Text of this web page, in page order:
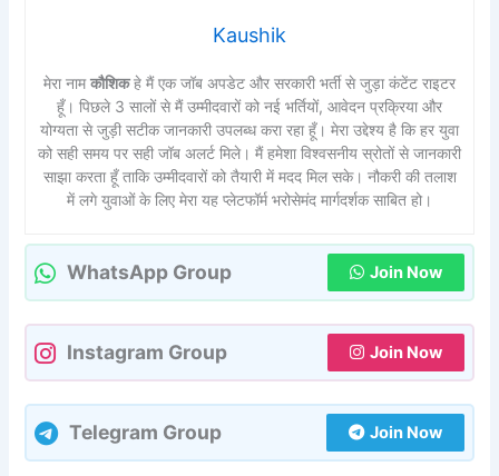
Kaushik
मेरा नामकौशिकहे मैं एक जॉब अपडेट और सरकारी भर्ती से जुड़ा कंटेंट राइटर
हूँ। पिछले 3 सालों से मैं उम्मीदवारों को नई भर्तियों, आवेदन प्रक्रिया और
योग्यता से जुड़ी सटीक जानकारी उपलब्ध करा रहा हूँ। मेरा उद्देश्य है कि हर युवा
को सही समय पर सही जॉब अलर्ट मिले। मैं हमेशा विश्वसनीय स्रोतों से जानकारी
साझा करता हूँ ताकि उम्मीदवारों को तैयारी में मदद मिल सके। नौकरी की तलाश
में लगे युवाओं के लिए मेरा यह प्लेटफॉर्म भरोसेमंद मार्गदर्शक साबित हो।
WhatsApp Group Join Now
Instagram Group Join Now
Telegram Group Join Now